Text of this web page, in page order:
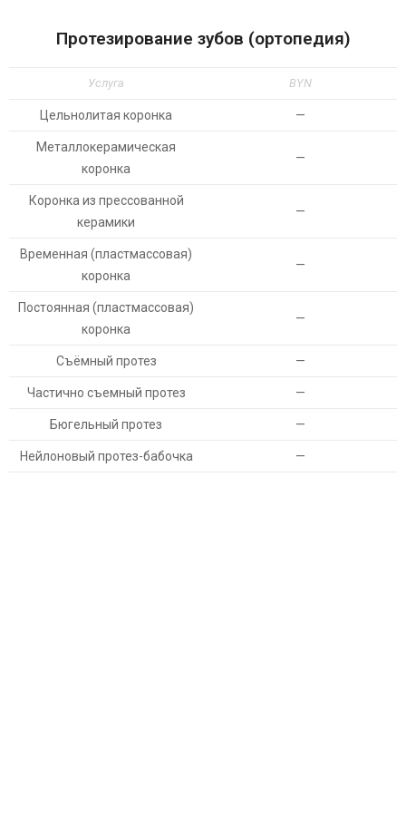
Протезирование зубов (ортопедия)
Услуга BYN
Цельнолитая коронка —
Металлокерамическая
коронка
—
Коронка из прессованной
керамики
—
Временная (пластмассовая)
коронка
—
Постоянная (пластмассовая)
коронка
—
Съёмный протез —
Частично съемный протез —
Бюгельный протез —
Нейлоновый протез-бабочка —